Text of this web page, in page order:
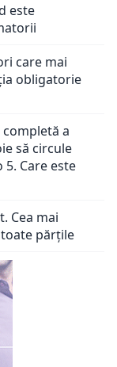
este
care mai
obligatorie
a
să circule
Care este
Cea mai
părțile